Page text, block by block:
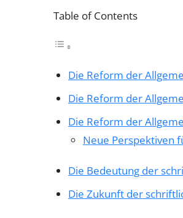
Table of Contents
Die Reform der
Die Reform der
Die Reform der
Neue Perspektiven
Die Bedeutung der
Die Zukunft der